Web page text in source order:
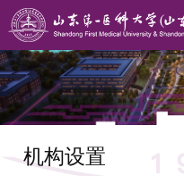
机构设置